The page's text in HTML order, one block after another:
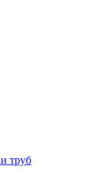
труб